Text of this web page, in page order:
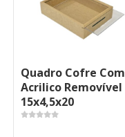
Quadro Cofre Com
Acrilico Removível
15x4,5x20